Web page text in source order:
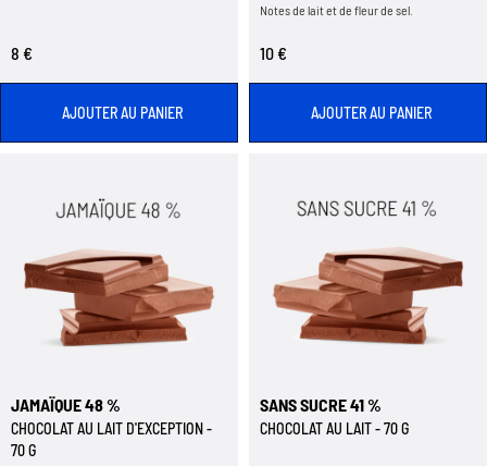
8 €
AJOUTER AU PANIER
Notes de lait et de fleur de sel.
10 €
AJOUTER AU PANIER
JAMAÏQUE 48 %
CHOCOLAT AU LAIT D'EXCEPTION -
70 G
SANS SUCRE 41 %
CHOCOLAT AU LAIT - 70 G